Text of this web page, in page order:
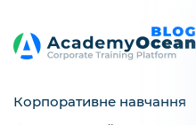
Корпоративне навчання